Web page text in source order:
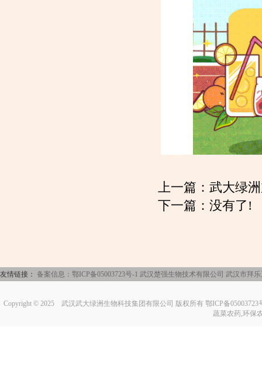
上一篇： 武大绿
下一篇：没有了!
友情链接： 备案信息：鄂ICP备05003723号-1 武汉楚强生物技术有限公司 武汉市拜
Copyright © 2025 武汉武大绿洲生物科技集团有限公司 版权所有 鄂ICP备
蔬菜农药,环保